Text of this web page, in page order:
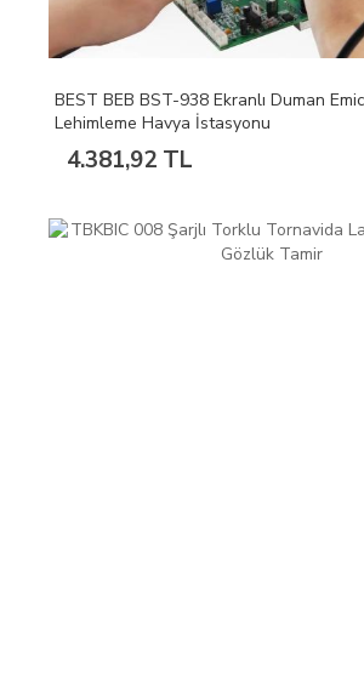
BEST BEB BST-938 Ekranlı Duman
Lehimleme Havya İstasyonu
4.381,92 TL